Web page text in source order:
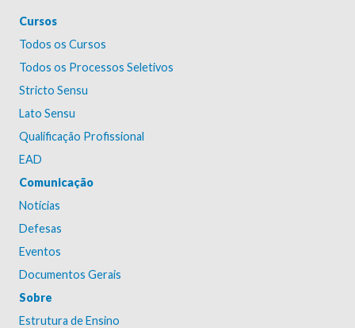
Cursos
Todos os Cursos
Todos os Processos Seletivos
Stricto Sensu
Lato Sensu
Qualificação Profissional
EAD
Comunicação
Notícias
Defesas
Eventos
Documentos Gerais
Sobre
Estrutura de Ensino